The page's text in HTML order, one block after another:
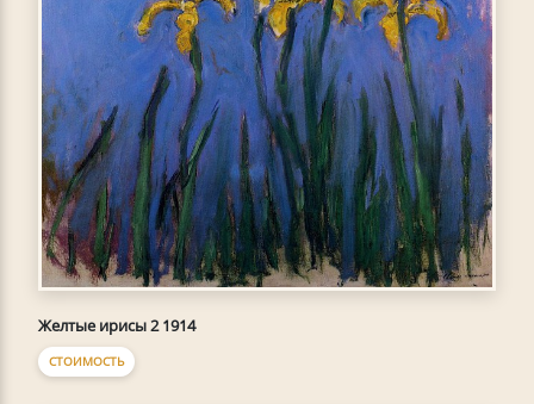
Желтые ирисы 2 1914
СТОИМОСТЬ